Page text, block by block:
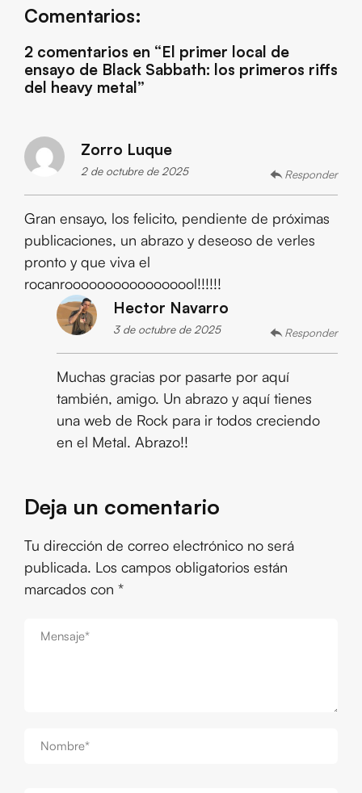
Comentarios:
2 comentarios en “El primer local de
ensayo de Black Sabbath: los primeros riffs
del heavy metal”
Zorro Luque
2 de octubre de 2025 Responder
Gran ensayo, los felicito, pendiente de próximas
publicaciones, un abrazo y deseoso de verles
pronto y que viva el
rocanrooooooooooooooool!!!!!!
Hector Navarro
3 de octubre de 2025 Responder
Muchas gracias por pasarte por aquí
también, amigo. Un abrazo y aquí tienes
una web de Rock para ir todos creciendo
en el Metal. Abrazo!!
Deja un comentario
Tu dirección de correo electrónico no será
publicada. Los campos obligatorios están
marcados con *